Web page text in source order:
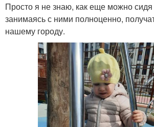
Просто я не знаю, как еще можно
занимаясь с ними полноценно,
нашему городу.